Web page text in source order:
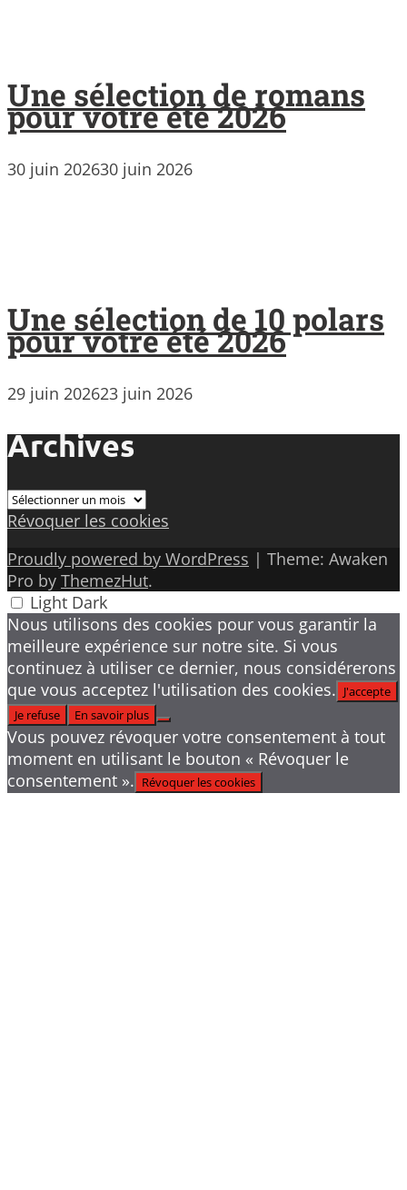
Une sélection de romans
pour votre été 2026
30 juin 202630 juin 2026
Une sélection de 10 polars
pour votre été 2026
29 juin 202623 juin 2026
Archives
Archives
Révoquer les cookies
Proudly powered by WordPress | Theme: Awaken
Pro by ThemezHut.
Light Dark
Nous utilisons des cookies pour vous garantir la
meilleure expérience sur notre site. Si vous
continuez à utiliser ce dernier, nous considérerons
que vous acceptez l'utilisation des cookies. J'accepte
Je refuse
En savoir plus
Vous pouvez révoquer votre consentement à tout
moment en utilisant le bouton « Révoquer le
consentement ». Révoquer les cookies